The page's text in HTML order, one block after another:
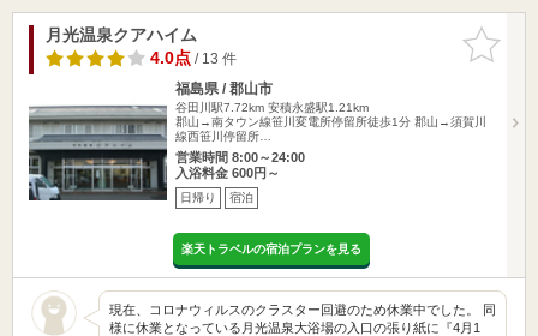
お気に入
りに追加
月光温泉クアハイム
4.0点/ 13 件
福島県 / 郡山市
谷田川駅7.72km 安積永盛駅1.21km
郡山→南タウン線笹川変電所停留所徒歩1分 郡山→須賀川
線西笹川停留所…
営業時間 8:00～24:00
入浴料金 600円～
日帰り 宿泊
楽天トラベルの宿泊プランを見る
現在、コロナウィルスのクラスター回避のため休業中でした。 同
様に休業となっている月光温泉大浴場の入口の張り紙に『4月1